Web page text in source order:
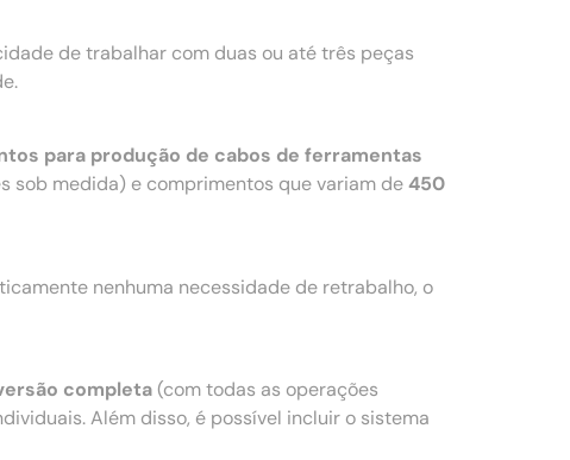
de trabalhar com duas ou até três peças
para produção de cabos de ferramentas
sob medida) e comprimentos que variam de450
nenhuma necessidade de retrabalho, o
completa (com todas as operações
Além disso, é possível incluir o sistema